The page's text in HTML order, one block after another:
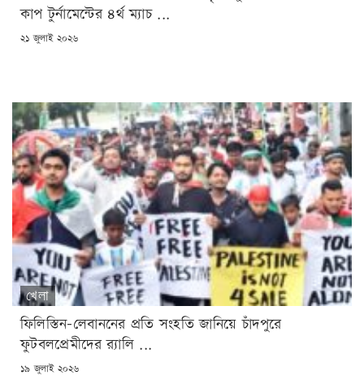
কাপ টুর্নামেন্টের ৪র্থ ম্যাচ ...
POSTED
২১ জুলাই ২০২৬
খেলা
ফিলিস্তিন-লেবাননের প্রতি সংহতি জানিয়ে চাঁদপুরে
ফুটবলপ্রেমীদের র‌্যালি ...
POSTED
১৯ জুলাই ২০২৬